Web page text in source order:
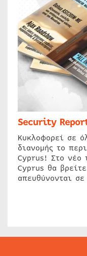
Security
Κυκλοφορεί σε
διανομής το
Cyprus! Στο νέο
Cyprus θα
απευθύνονται